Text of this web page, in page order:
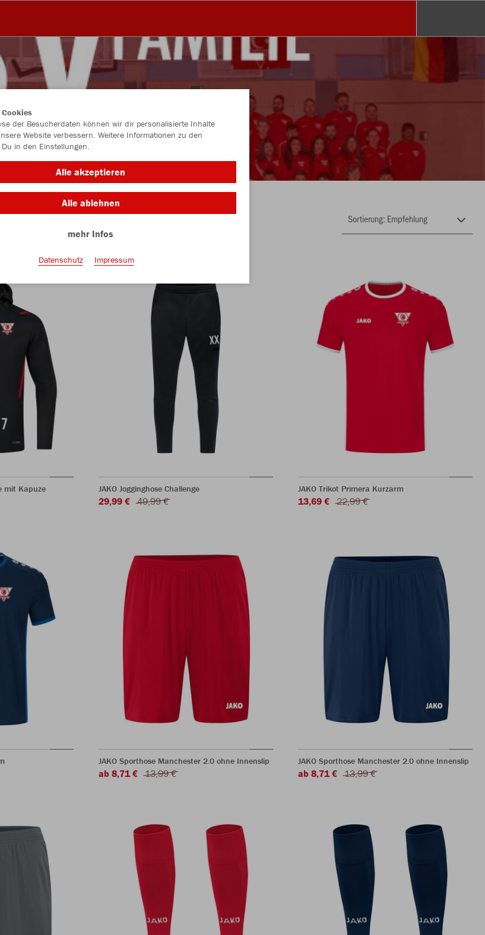
mit Kapuze JAKO Jogginghose Challenge
29,99 € 49,99 €
JAKO Trikot Primera Kurzarm
13,69 € 22,99 €
JAKO Sporthose Manchester 2.0 ohne Innenslip
ab 8,71 € 13,99 €
JAKO Sporthose Manchester 2.0 ohne Innenslip
ab 8,71 € 13,99 €
der Besucherdaten können wir dir personalisierte Inhalte
Website verbessern. Weitere Informationen zu den
in den Einstellungen.
Alle akzeptieren
Alle ablehnen
mehr Infos
Datenschutz Impressum